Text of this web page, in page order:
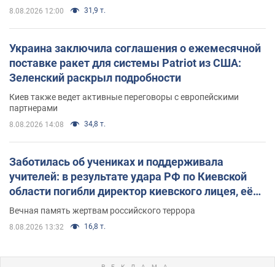
8.08.2026 12:00 31,9 т.
Украина заключила соглашения о ежемесячной
поставке ракет для системы Patriot из США:
Зеленский раскрыл подробности
Киев также ведет активные переговоры с европейскими
партнерами
8.08.2026 14:08 34,8 т.
Заботилась об учениках и поддерживала
учителей: в результате удара РФ по Киевской
области погибли директор киевского лицея, её
муж и внук
Вечная память жертвам российского террора
8.08.2026 13:32 16,8 т.